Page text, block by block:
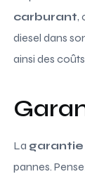
carburant,
diesel dans
ainsi des
La
pannes.